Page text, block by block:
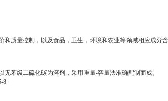
和质量控制，以及食品，卫生，环境和农业等领域相应成分
苯级二硫化碳为溶剂，采用重量-容量法准确配制而成。
8